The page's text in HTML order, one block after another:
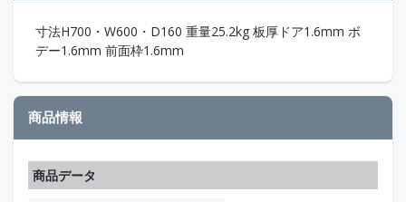
寸法H700・W600・D160 重量25.2kg 板厚ドア1.6mm ボ
デー1.6mm 前面枠1.6mm
商品情報
商品データ